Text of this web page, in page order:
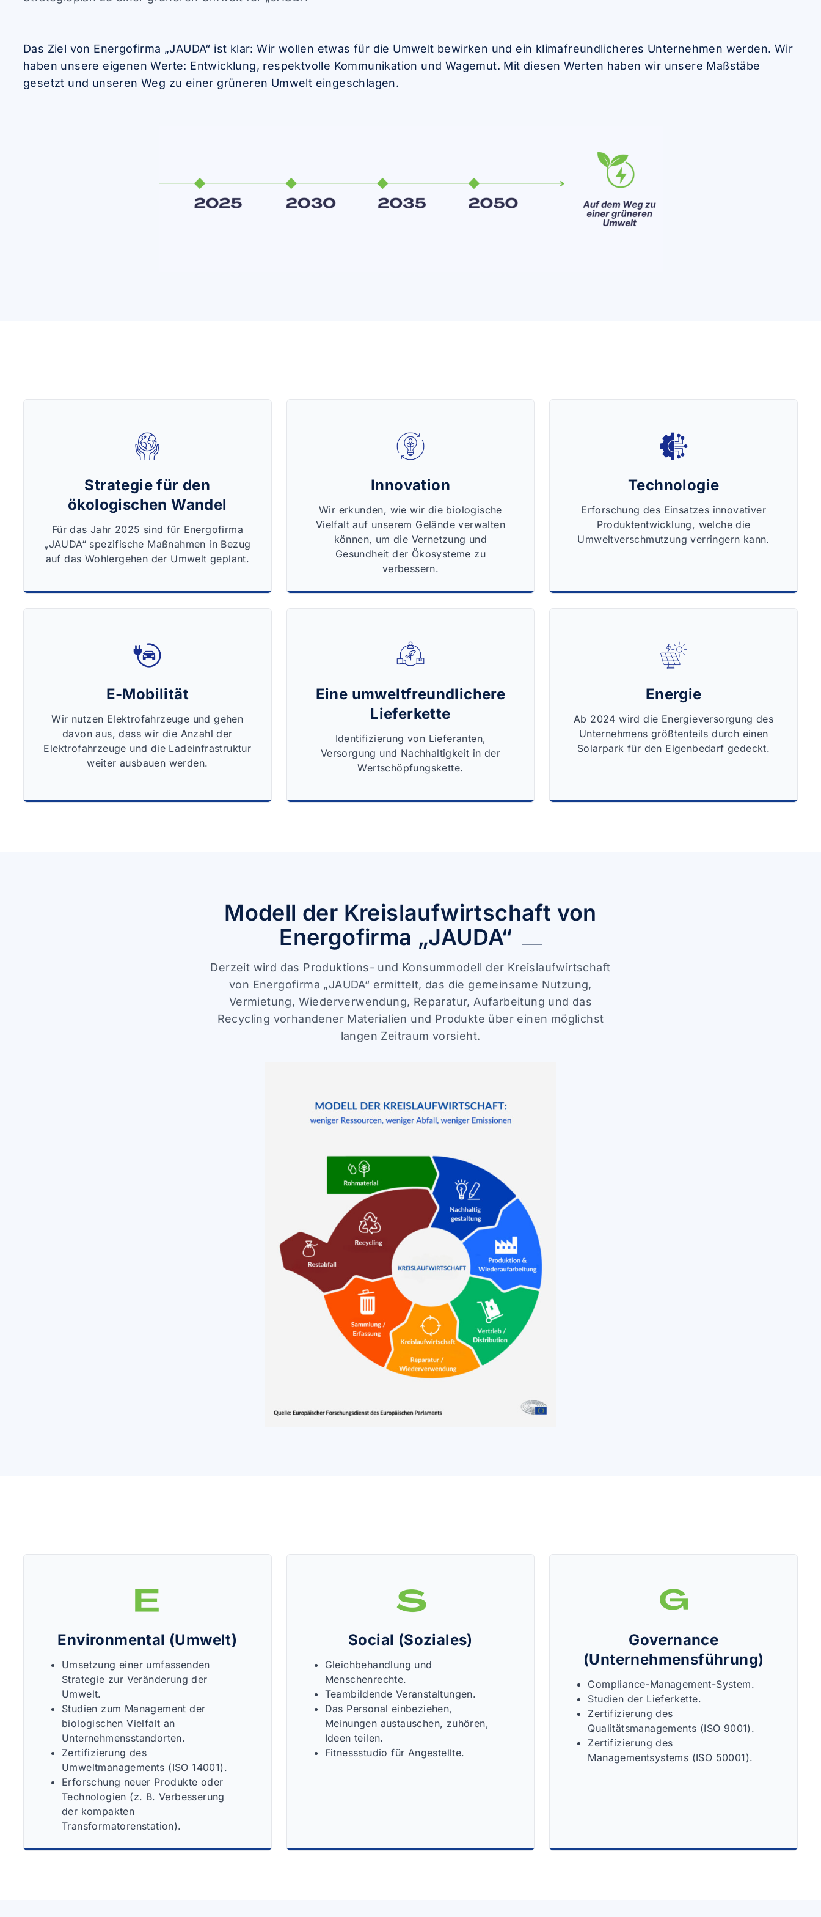
Sonderbestellung
Das Ziel von Energofirma „JAUDA“ ist klar: Wir wollen etwas für die Umwelt bewirken und ein klimafreundlicheres Unternehmen werden. Wir
haben unsere eigenen Werte: Entwicklung, respektvolle Kommunikation und Wagemut. Mit diesen Werten haben wir unsere Maßstäbe
gesetzt und unseren Weg zu einer grüneren Umwelt eingeschlagen.
Strategie für den
ökologischen Wandel
Für das Jahr 2025 sind für Energofirma
„JAUDA“ spezifische Maßnahmen in Bezug
auf das Wohlergehen der Umwelt geplant.
Innovation
Wir erkunden, wie wir die biologische
Vielfalt auf unserem Gelände verwalten
können, um die Vernetzung und
Gesundheit der Ökosysteme zu
verbessern.
Technologie
Erforschung des Einsatzes innovativer
Produktentwicklung, welche die
Umweltverschmutzung verringern kann.
E-Mobilität
Wir nutzen Elektrofahrzeuge und gehen
davon aus, dass wir die Anzahl der
Elektrofahrzeuge und die Ladeinfrastruktur
weiter ausbauen werden.
Eine umweltfreundlichere
Lieferkette
Identifizierung von Lieferanten,
Versorgung und Nachhaltigkeit in der
Wertschöpfungskette.
Energie
Ab 2024 wird die Energieversorgung des
Unternehmens größtenteils durch einen
Solarpark für den Eigenbedarf gedeckt.
Modell der Kreislaufwirtschaft von
Energofirma „JAUDA“
Derzeit wird das Produktions- und Konsummodell der Kreislaufwirtschaft
von Energofirma „JAUDA“ ermittelt, das die gemeinsame Nutzung,
Vermietung, Wiederverwendung, Reparatur, Aufarbeitung und das
Recycling vorhandener Materialien und Produkte über einen möglichst
langen Zeitraum vorsieht.
Environmental (Umwelt)
Umsetzung einer umfassenden
Strategie zur Veränderung der
Umwelt.
Studien zum Management der
biologischen Vielfalt an
Unternehmensstandorten.
Zertifizierung des
Umweltmanagements (ISO 14001).
Erforschung neuer Produkte oder
Technologien (z. B. Verbesserung
der kompakten
Transformatorenstation).
Social (Soziales)
Gleichbehandlung und
Menschenrechte.
Teambildende Veranstaltungen.
Das Personal einbeziehen,
Meinungen austauschen, zuhören,
Ideen teilen.
Fitnessstudio für Angestellte.
Governance
(Unternehmensführung)
Compliance-Management-System.
Studien der Lieferkette.
Zertifizierung des
Qualitätsmanagements (ISO 9001).
Zertifizierung des
Managementsystems (ISO 50001).